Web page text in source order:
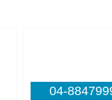
04-